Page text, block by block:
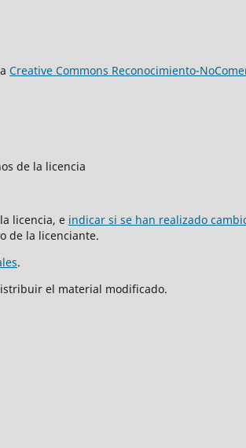
Creative Commons Reconocimiento-
de la licencia
licencia, e indicar si se han realizado
de la licenciante.
.
el material modificado.